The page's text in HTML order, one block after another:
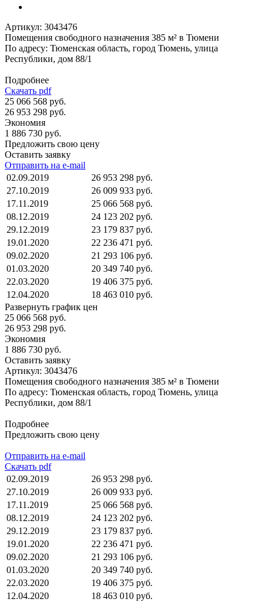
Артикул: 3043476
Помещения свободного назначения 385 м² в Тюмени
По адресу: Тюменская область, город Тюмень, улица
Республики, дом 88/1
Подробнее
Скачать pdf
25 066 568 руб.
26 953 298 руб.
Экономия
1 886 730 руб.
Предложить свою цену
Оставить заявку
Отправить на e-mail
02.09.2019
26 953 298 руб.
27.10.2019
26 009 933 руб.
17.11.2019
25 066 568 руб.
08.12.2019
24 123 202 руб.
29.12.2019
23 179 837 руб.
19.01.2020
22 236 471 руб.
09.02.2020
21 293 106 руб.
01.03.2020
20 349 740 руб.
22.03.2020
19 406 375 руб.
12.04.2020
18 463 010 руб.
Развернуть график цен
25 066 568 руб.
26 953 298 руб.
Экономия
1 886 730 руб.
Оставить заявку
Артикул: 3043476
Помещения свободного назначения 385 м² в Тюмени
По адресу: Тюменская область, город Тюмень, улица
Республики, дом 88/1
Подробнее
Предложить свою цену
Отправить на e-mail
Скачать pdf
02.09.2019
26 953 298 руб.
27.10.2019
26 009 933 руб.
17.11.2019
25 066 568 руб.
08.12.2019
24 123 202 руб.
29.12.2019
23 179 837 руб.
19.01.2020
22 236 471 руб.
09.02.2020
21 293 106 руб.
01.03.2020
20 349 740 руб.
22.03.2020
19 406 375 руб.
12.04.2020
18 463 010 руб.